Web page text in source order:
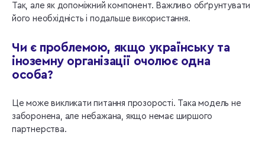
Так, але як допоміжний компонент. Важливо обґрунтувати
його необхідність і подальше використання.
Чи є проблемою, якщо українську та
іноземну організації очолює одна
особа?
Це може викликати питання прозорості. Така модель не
заборонена, але небажана, якщо немає ширшого
партнерства.